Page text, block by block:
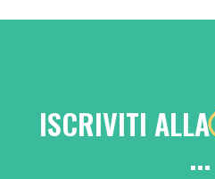
ISCRIVITI ALLA
...